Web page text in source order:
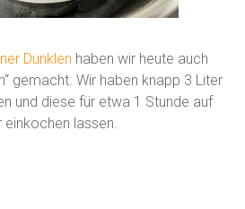
Dunklen haben wir heute auch
gemacht. Wir haben knapp 3 Liter
und diese für etwa 1 Stunde auf
einkochen lassen.